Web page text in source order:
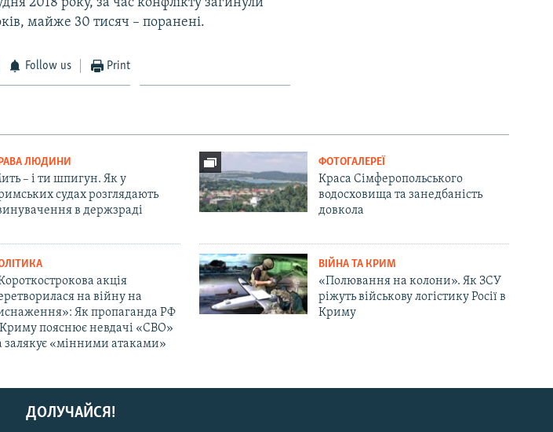
майже 30 тисяч – поранені.
Follow us Print
ЛЮДИНИ
– і ти шпигун. Як у
судах розглядають
в держзраді
ФОТОГАЛЕРЕЇ
Краса Сімферопольського
водосховища та занедбаність
довкола
акція
на війну на
Як пропаганда РФ
пояснює невдачі «СВО»
залякує «мінними атаками»
ВІЙНА ТА КРИМ
«Полювання на колони». Як ЗСУ
ріжуть військову логістику Росії в
Криму
ДОЛУЧАЙСЯ!